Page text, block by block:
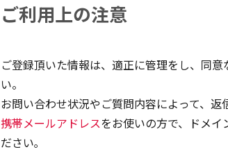
ご利用上の注意
ご登録頂いた情報は、適正に管理をし、同
い。
お問い合わせ状況やご質問内容によって、
携帯メールアドレスをお使いの方で、ドメ
ださい｡